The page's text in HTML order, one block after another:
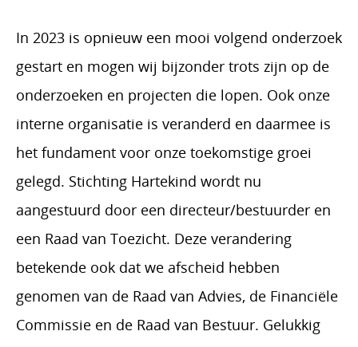
In 2023 is opnieuw een mooi volgend onderzoek
gestart en mogen wij bijzonder trots zijn op de
onderzoeken en projecten die lopen. Ook onze
interne organisatie is veranderd en daarmee is
het fundament voor onze toekomstige groei
gelegd. Stichting Hartekind wordt nu
aangestuurd door een directeur/bestuurder en
een Raad van Toezicht. Deze verandering
betekende ook dat we afscheid hebben
genomen van de Raad van Advies, de Financiële
Commissie en de Raad van Bestuur. Gelukkig